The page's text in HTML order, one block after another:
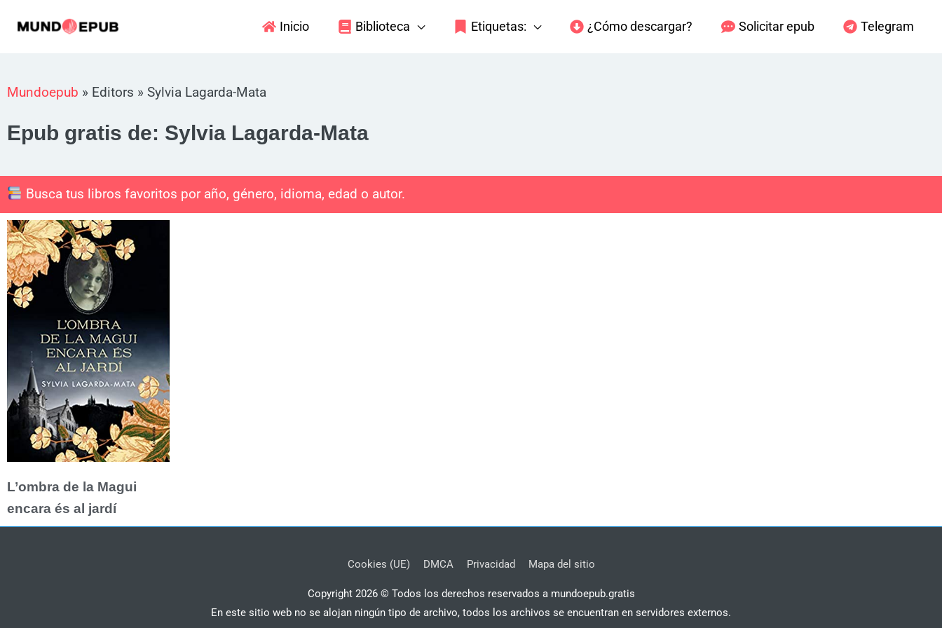
Inicio Biblioteca Etiquetas: ¿Cómo descargar? Solicitar epub Telegram
Mundoepub » Editors » Sylvia Lagarda-Mata
Epub gratis de: Sylvia Lagarda-Mata
Busca tus libros favoritos por año, género, idioma, edad o autor.
L’ombra de la Magui
encara és al jardí
Cookies (UE) DMCA Privacidad Mapa del sitio
Copyright 2026 © Todos los derechos reservados a mundoepub.gratis
En este sitio web no se alojan ningún tipo de archivo, todos los archivos se encuentran en servidores externos.